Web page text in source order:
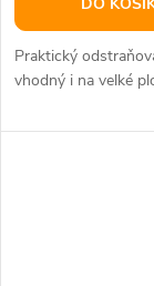
Praktický
vhodný i na velké